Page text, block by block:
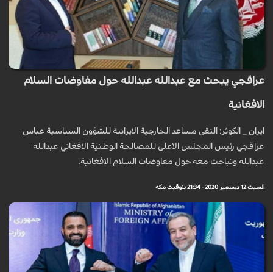
عراقجي يبحث مع عبدالله عبدالله حول مفاوضات السلام
الافغانية
ايران _ الكوثر: التقى مساعد الخارجية الايرانية للشؤون السياسية عباس
عراقجي رئيس المجلس الاعلى للمصالحة الوطنية الافغاني عبدالله
عبدالله وتباحث معه حول مفاوضات السلام الافغانية.
السبت 12 ديسمبر 2020 - 21:34 بتوقيت مكة